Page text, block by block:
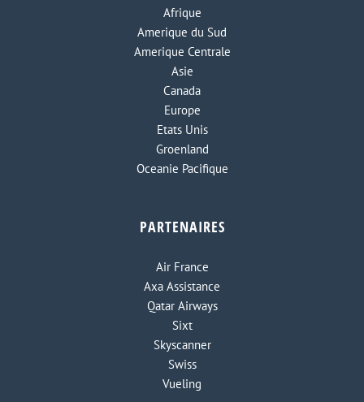
Afrique
Amerique du Sud
Amerique Centrale
Asie
Canada
Europe
Etats Unis
Groenland
Oceanie Pacifique
PARTENAIRES
Air France
Axa Assistance
Qatar Airways
Sixt
Skyscanner
Swiss
Vueling